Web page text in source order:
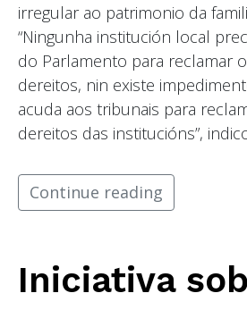
irregular ao patrimonio da
“Ningunha institución local
do Parlamento para reclamar
dereitos, nin existe
acuda aos tribunais para
dereitos das institucións”,
Continue reading
Iniciativa